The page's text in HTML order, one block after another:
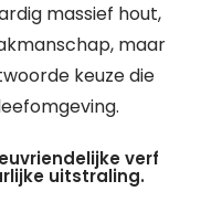
massief hout,
maar
keuze die
verf
uitstraling.